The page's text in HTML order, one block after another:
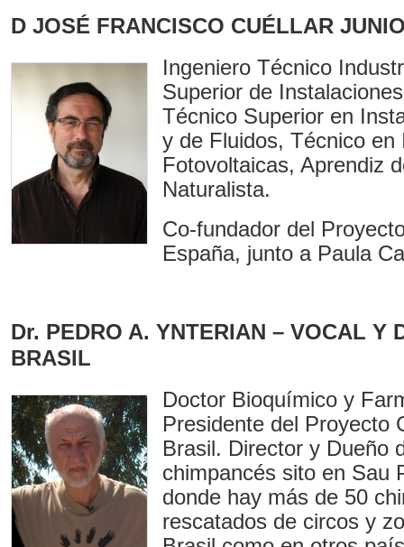
D JOSÉ FRANCISCO CUÉLLAR
Ingeniero Técnico
Superior de
Técnico Superior en
y de Fluidos, Técnico en
Fotovoltaicas, Aprendiz
Naturalista.
Co-fundador del
España, junto a Paula
Dr. PEDRO A. YNTERIAN – VOCAL Y
BRASIL
Doctor Bioquímico y
Presidente del Proyecto
Brasil. Director y Dueño
chimpancés sito en Sau
donde hay más de 50
rescatados de circos y